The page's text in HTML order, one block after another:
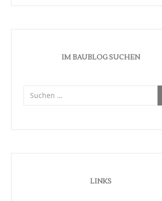
IM BAUBLOG SUCHEN
nach:
LINKS